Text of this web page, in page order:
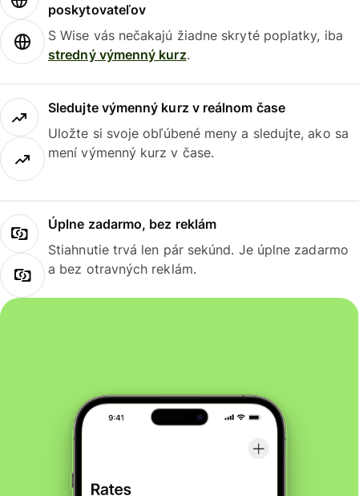
poskytovateľov
S Wise vás nečakajú žiadne skryté poplatky, iba
stredný výmenný kurz.
Sledujte výmenný kurz v reálnom čase
Uložte si svoje obľúbené meny a sledujte, ako sa
mení výmenný kurz v čase.
Úplne zadarmo, bez reklám
Stiahnutie trvá len pár sekúnd. Je úplne zadarmo
a bez otravných reklám.